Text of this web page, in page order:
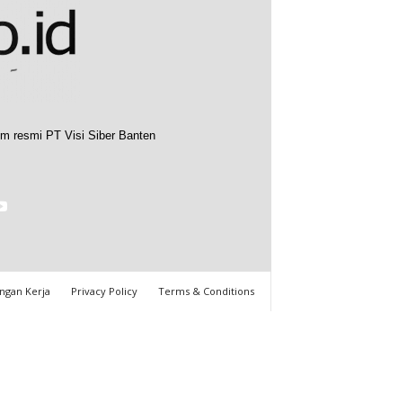
resmi PT Visi Siber Banten
Kerja Privacy Policy Terms & Conditions